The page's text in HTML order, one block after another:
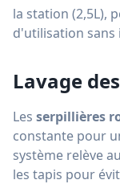
la station (2,5L),
d'utilisation
Lavage
Les serpillières
constante pour
système relève
les tapis pour